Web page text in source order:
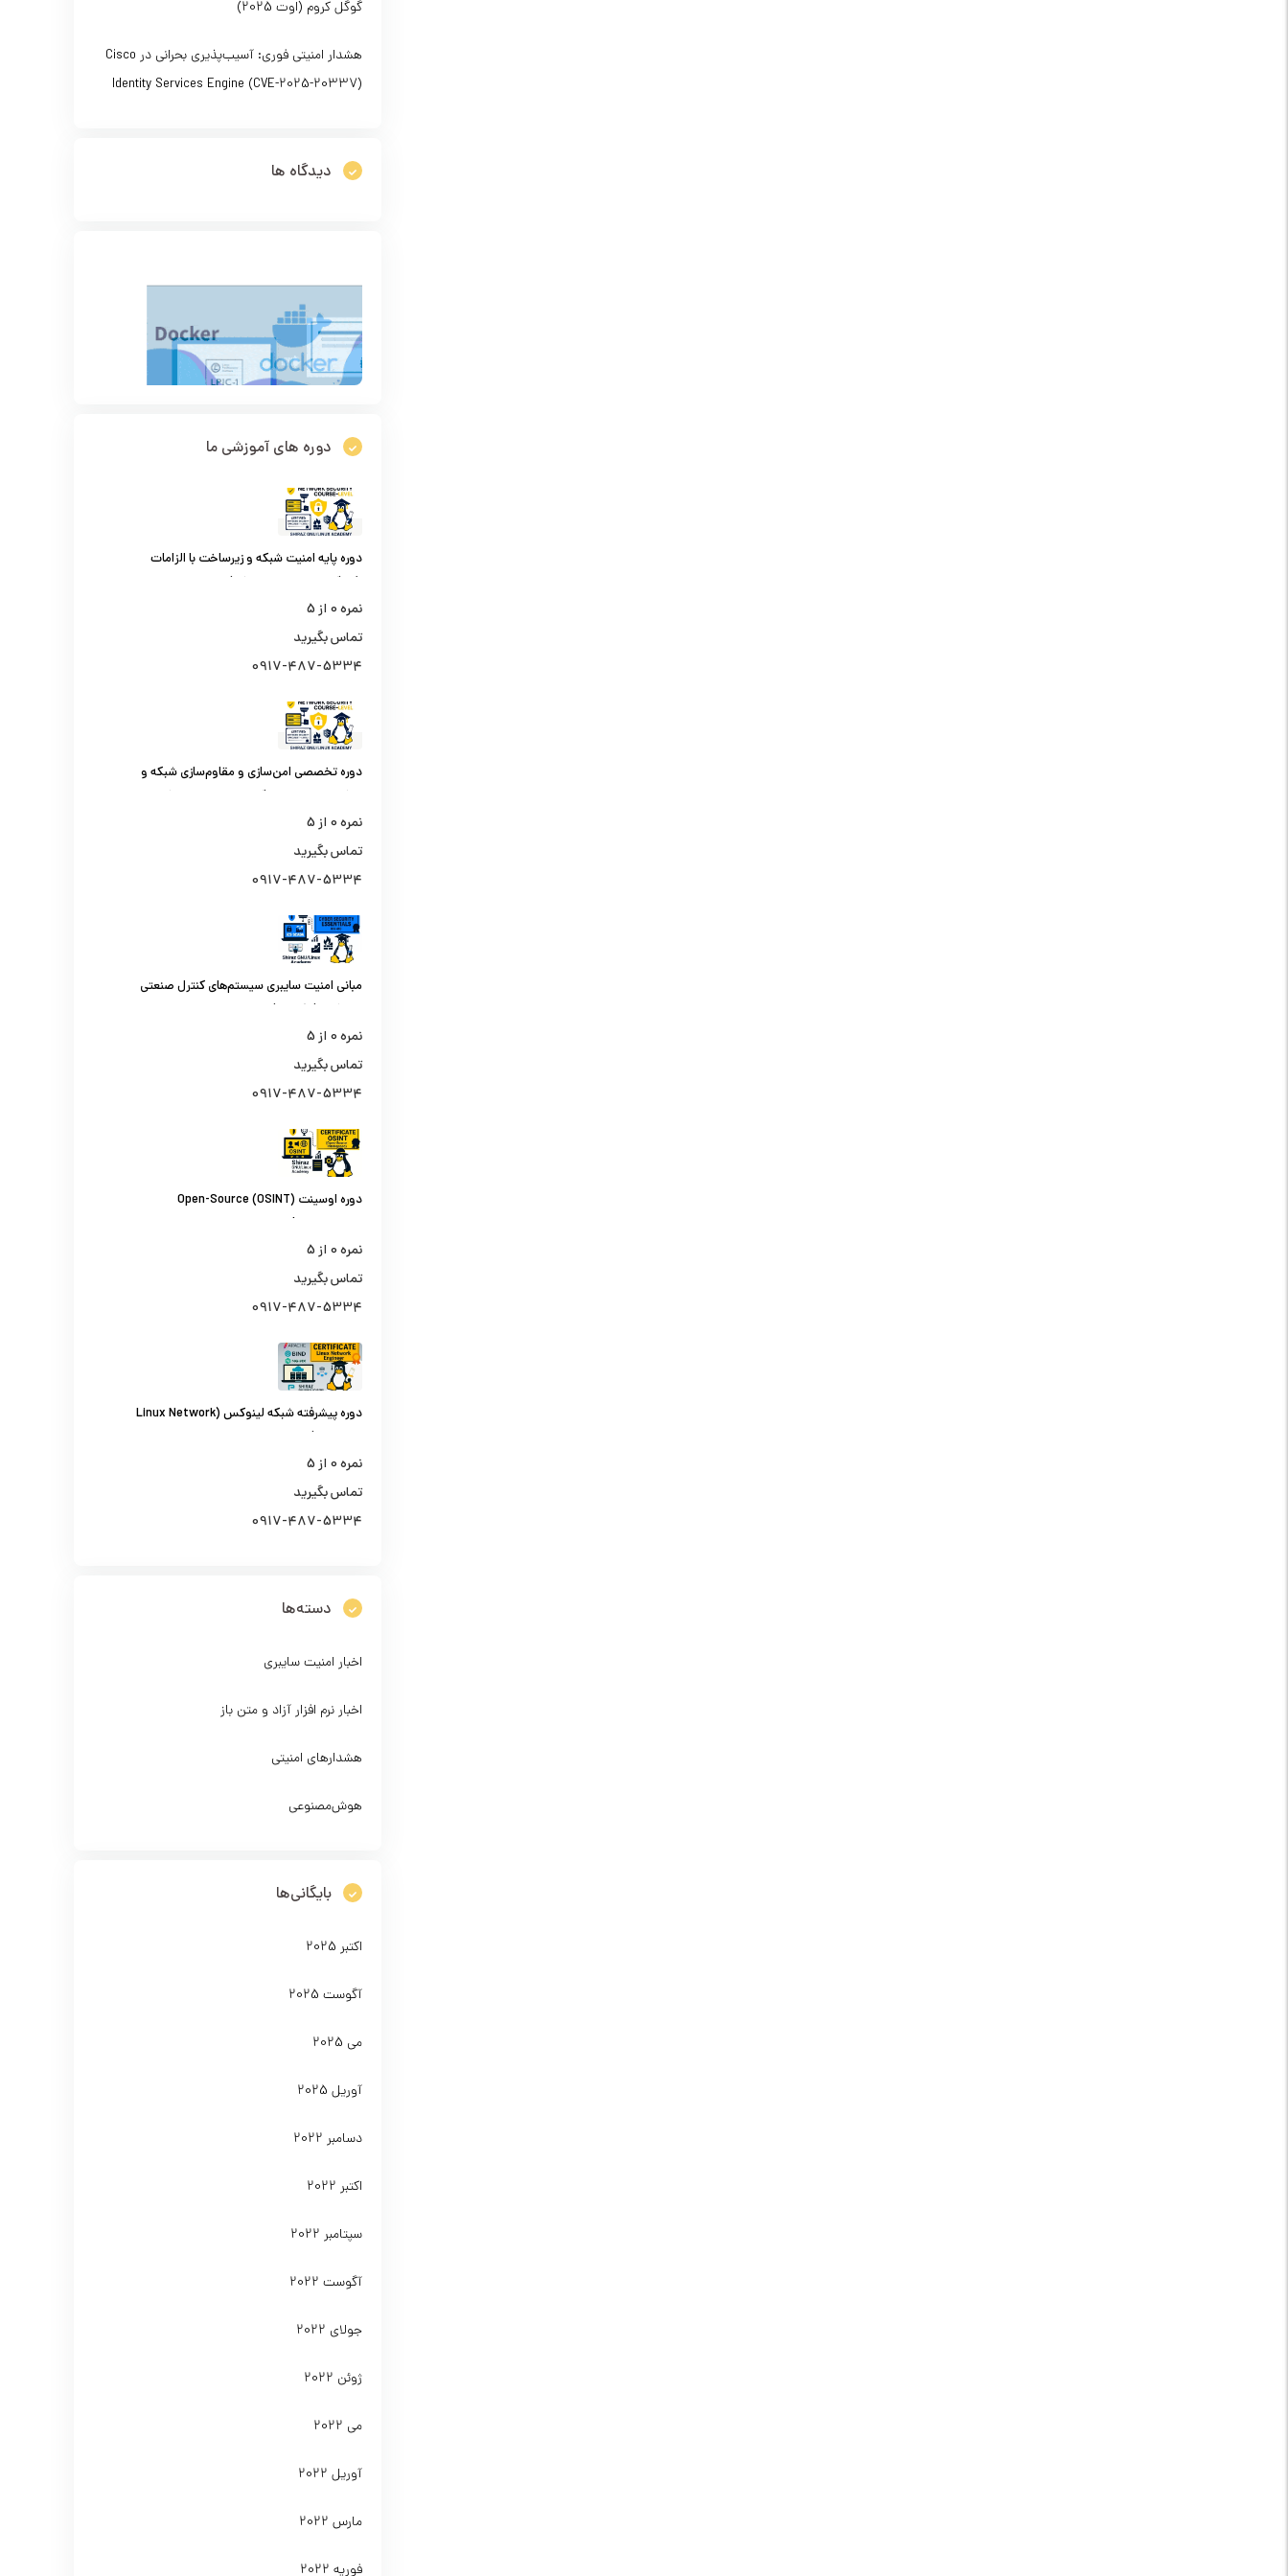
گوگل کروم (اوت 2025)
هشدار امنیتی فوری: آسیب‌پذیری بحرانی در Cisco
Identity Services Engine (CVE-2025-20337)
دیدگاه ها
دوره های آموزشی ما
دوره پایه امنیت شبکه و زیرساخت با الزامات
افتا (کارشناس امنیت شبکه)
نمره0 از 5
تماس بگیرید
0917-487-5334
دوره تخصصی امن‌سازی و مقاوم‌سازی شبکه و
مراکز داده سازمانی (کارشناس امنیت شبکه
سطح یک)
نمره0 از 5
تماس بگیرید
0917-487-5334
مبانی امنیت سایبری سیستم‌های کنترل صنعتی
و اسکادا (ICS410)
نمره0 از 5
تماس بگیرید
0917-487-5334
دوره اوسینت (OSINT) Open-Source
Intelligence | از جستجو تا تحلیل اطلاعات از
منابع باز
نمره0 از 5
تماس بگیرید
0917-487-5334
دوره پیشرفته شبکه لینوکس (Linux Network
نمره0 از 5
تماس بگیرید
0917-487-5334
دسته‌ها
اخبار امنیت سایبری
اخبار نرم افزار آزاد و متن باز
هشدارهای امنیتی
هوش‌مصنوعی
بایگانی‌ها
اکتبر 2025
آگوست 2025
می 2025
آوریل 2025
دسامبر 2022
اکتبر 2022
سپتامبر 2022
آگوست 2022
جولای 2022
ژوئن 2022
می 2022
آوریل 2022
مارس 2022
فوریه 2022